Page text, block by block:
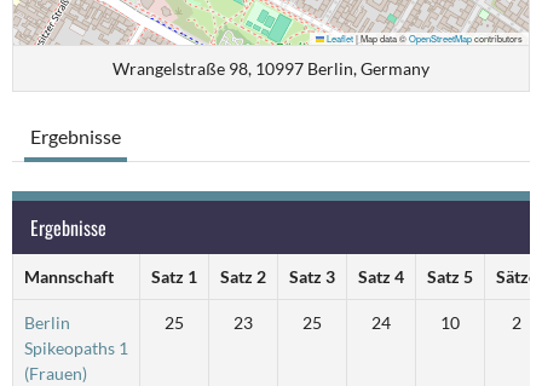
Leaflet|Map data ©OpenStreetMapcontributors
Wrangelstraße 98, 10997 Berlin, Germany
Ergebnisse
Ergebnisse
Mannschaft Satz 1 Satz 2 Satz 3 Satz 4 Satz 5 Sätze
Berlin
Spikeopaths 1
(Frauen)
25 23 25 24 10 2